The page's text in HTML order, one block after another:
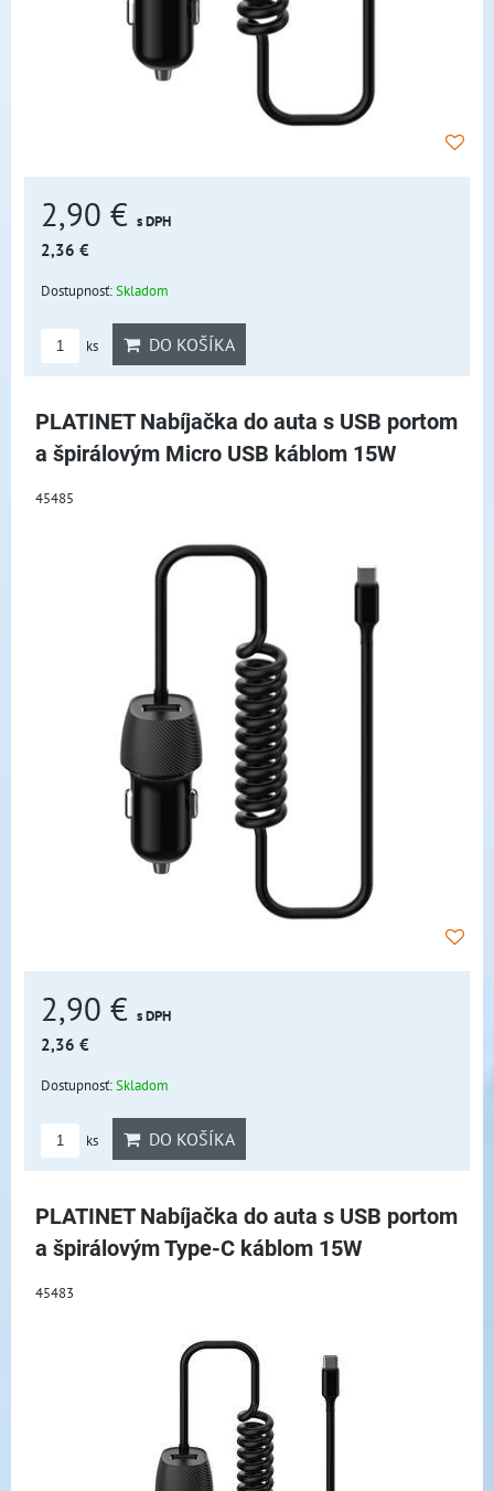
2,90 € s DPH
2,36 €
Dostupnosť:Skladom
ks DO KOŠÍKA
PLATINET Nabíjačka do auta s USB portom
a špirálovým Micro USB káblom 15W
45485
2,90 € s DPH
2,36 €
Dostupnosť:Skladom
ks DO KOŠÍKA
PLATINET Nabíjačka do auta s USB portom
a špirálovým Type-C káblom 15W
45483